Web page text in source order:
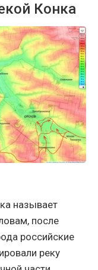
Конка
называет
после
российские
реку